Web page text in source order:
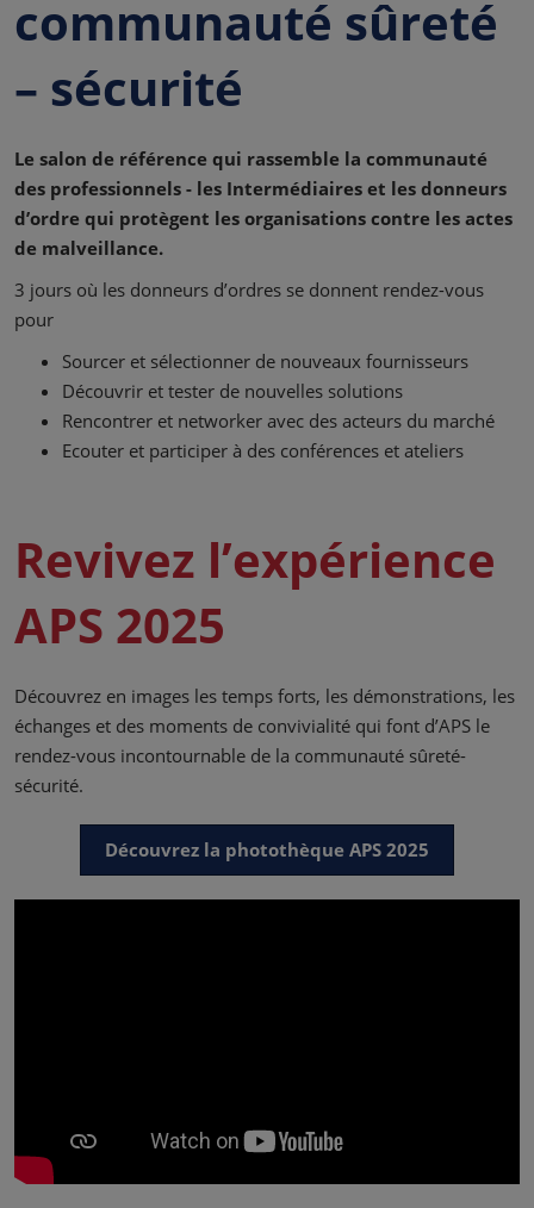
communauté sûreté
– sécurité
Le salon de référence qui rassemble la communauté
des professionnels - les Intermédiaires et les donneurs
d’ordre qui protègent les organisations contre les actes
de malveillance.
3 jours où les donneurs d’ordres se donnent rendez-vous
pour
Sourcer et sélectionner de nouveaux fournisseurs
Découvrir et tester de nouvelles solutions
Rencontrer et networker avec des acteurs du marché
Ecouter et participer à des conférences et ateliers
Revivez l’expérience
APS 2025
Découvrez en images les temps forts, les démonstrations, les
échanges et des moments de convivialité qui font d’APS le
rendez-vous incontournable de la communauté sûreté-
sécurité.
Découvrez la photothèque APS 2025